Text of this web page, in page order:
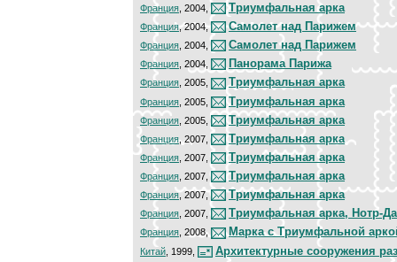
Франция , 2004, Триумфальная арка
Франция, 2004, Самолет над Парижем
Франция , 2004, Самолет над Парижем
Франция , 2004, Панорама Парижа
Франция, 2005, Триумфальная арка
Франция , 2005, Триумфальная арка
Франция , 2005, Триумфальная арка
Франция, 2007, Триумфальная арка
Франция , 2007, Триумфальная арка
Франция , 2007, Триумфальная арка
Франция, 2007, Триумфальная арка
Франция , 2007, Триумфальная арка, Нотр-
Франция, 2008, Марка с Триумфальной
Китай , 1999, Архитектурные сооружения